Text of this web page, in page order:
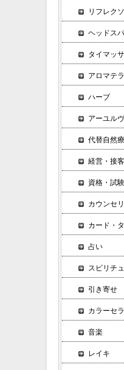
リフレク
ヘッドスパ
タイマッ
アロマテ
ハーブ
アーユル
代替自然
経営・接
資格・試験
カウンセ
カード・
占い
スピリチ
引き寄せ
カラーセ
音楽
レイキ